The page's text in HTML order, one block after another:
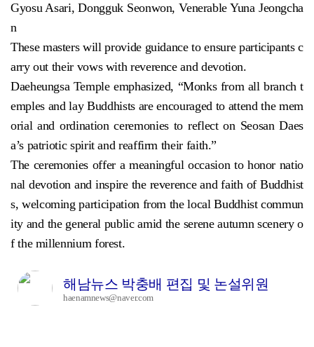
Gyosu Asari, Dongguk Seonwon, Venerable Yuna Jeongcha
n
These masters will provide guidance to ensure participants c
arry out their vows with reverence and devotion.
Daeheungsa Temple emphasized, “Monks from all branch t
emples and lay Buddhists are encouraged to attend the mem
orial and ordination ceremonies to reflect on Seosan Daes
a’s patriotic spirit and reaffirm their faith.”
The ceremonies offer a meaningful occasion to honor natio
nal devotion and inspire the reverence and faith of Buddhist
s, welcoming participation from the local Buddhist commun
ity and the general public amid the serene autumn scenery o
f the millennium forest.
해남뉴스 박충배 편집 및 논설위원
haenamnews@naver.com